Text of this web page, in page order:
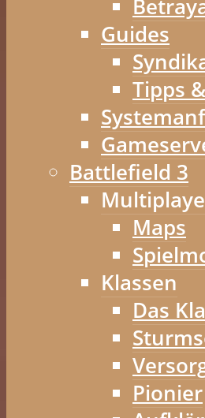
Guides
Tipps
Battlefield 3
Maps
Klassen
Das
Pionier